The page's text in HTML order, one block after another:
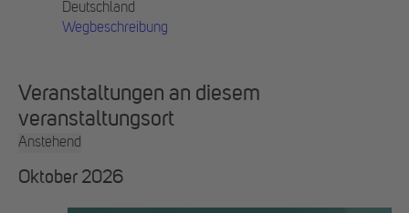
Deutschland
Wegbeschreibung
Veranstaltungen an diesem
veranstaltungsort
Anstehend
wählen.
Oktober 2026